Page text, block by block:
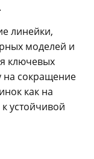
линейки,
моделей и
ключевых
на сокращение
как на
устойчивой